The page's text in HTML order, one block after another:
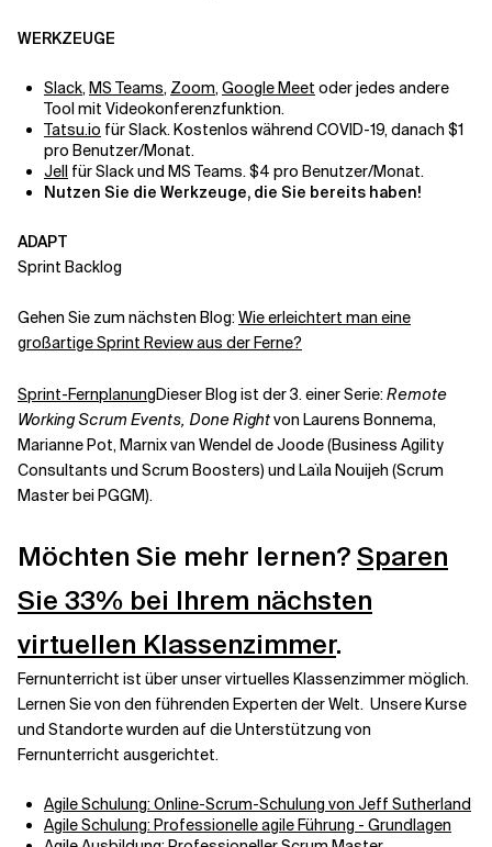
WERKZEUGE
Slack,MS Teams, Zoom,Google Meet oder jedes andere
Tool mit Videokonferenzfunktion.
Tatsu.io für Slack. Kostenlos während COVID-19, danach $1
pro Benutzer/Monat.
Jell für Slack und MS Teams. $4 pro Benutzer/Monat.
Nutzen Sie die Werkzeuge, die Sie bereits haben!
ADAPT
Sprint Backlog
Gehen Sie zum nächsten Blog:Wie erleichtert man eine
großartige Sprint Review aus der Ferne?
Sprint-FernplanungDieser Blog ist der 3. einer Serie:Remote
Working Scrum Events, Done Rightvon Laurens Bonnema,
Marianne Pot, Marnix van Wendel de Joode (Business Agility
Consultants und Scrum Boosters) und Laïla Nouijeh (Scrum
Master bei PGGM).
Möchten Sie mehr lernen?Sparen
Sie 33% bei Ihrem nächsten
virtuellen Klassenzimmer.
Fernunterricht ist über unser virtuelles Klassenzimmer möglich.
Lernen Sie von den führenden Experten der Welt. Unsere Kurse
und Standorte wurden auf die Unterstützung von
Fernunterricht ausgerichtet.
Agile Schulung: Online-Scrum-Schulung von Jeff Sutherland
Agile Schulung: Professionelle agile Führung - Grundlagen